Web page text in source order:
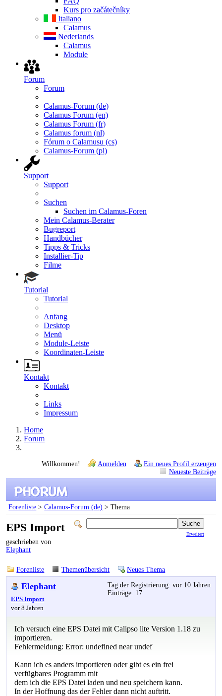
Kurs pro začátečníky
Italiano
Calamus
Nederlands
Calamus
Module
Forum
Forum
Calamus-Forum (de)
Calamus Forum (en)
Calamus Forum (fr)
Calamus forum (nl)
Fórum o Calamusu (cs)
Calamus-Forum (pl)
Support
Support
Suchen
Suchen im Calamus-Foren
Mein Calamus-Berater
Bugreport
Handbücher
Tipps & Tricks
Installier-Tip
Filme
Tutorial
Tutorial
Anfang
Desktop
Menü
Module-Leiste
Koordinaten-Leiste
Kontakt
Kontakt
Links
Impressum
Home
Forum
Willkommen! Anmelden
Ein neues Profil erzeugen
Neueste Beiträge
Forenliste >Calamus-Forum (de) > Thema
Erweitert
EPS Import
geschrieben von
Elephant
Forenliste Themenübersicht Neues Thema
Elephant
EPS Import
vor 8 Jahren
Tag der Registrierung: vor 10 Jahren
Einträge: 17
Ich versuch eine EPS Datei mit Calipso lite Version 1.18 zu
importieren.
Fehlermeldung: Error: undefined near undef
Kann ich es anders importieren oder gibt es ein frei
verfügbares Programm mit
dem ich die EPS Datei laden und neu speichern kann.
In der Hoffnung das der Fehler dann nicht auftritt.